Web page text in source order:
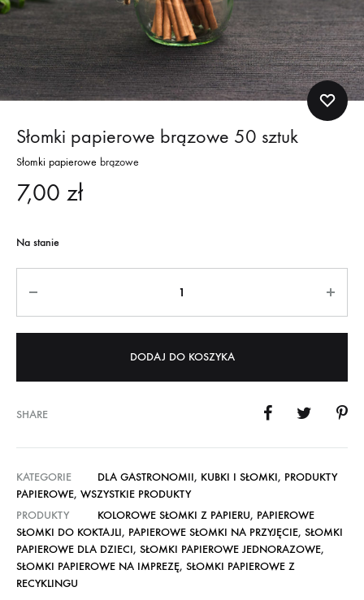
Słomki papierowe brązowe 50 sztuk
Słomki papierowe brązowe
7,00 zł
Na stanie
DODAJ DO KOSZYKA
SHARE
KATEGORIE DLA GASTRONOMII, KUBKI I SŁOMKI, PRODUKTY
PAPIEROWE, WSZYSTKIE PRODUKTY
PRODUKTY
KOLOROWE SŁOMKI Z PAPIERU, PAPIEROWE
SŁOMKI DO KOKTAJLI, PAPIEROWE SŁOMKI NA PRZYJĘCIE, SŁOMKI
PAPIEROWE DLA DZIECI, SŁOMKI PAPIEROWE JEDNORAZOWE,
SŁOMKI PAPIEROWE NA IMPREZĘ, SŁOMKI PAPIEROWE Z
RECYKLINGU